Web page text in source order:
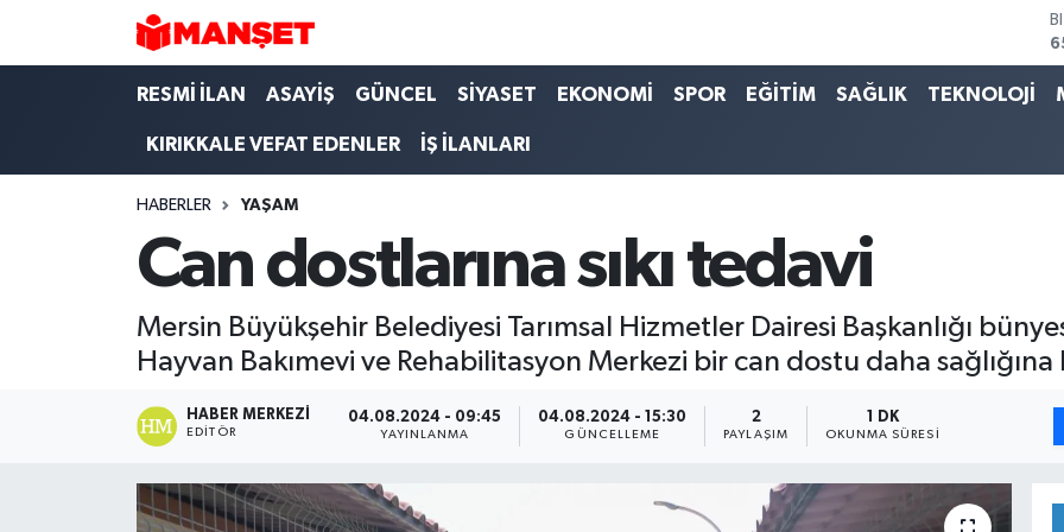
RESMİ İLAN ASAYİŞ GÜNCEL SİYASET EKONOMİ SPOR EĞİTİM SAĞLIK TEKNOLOJİ
KIRIKKALE VEFAT EDENLER İŞ İLANLARI
HABERLER YAŞAM
Can dostlarına sıkı tedavi
Mersin Büyükşehir Belediyesi Tarımsal Hizmetler Dairesi Başkanlığı
Hayvan Bakımevi ve Rehabilitasyon Merkezi bir can dostu daha
HABER MERKEZI
EDITÖR
04.08.2024 - 09:45
YAYINLANMA
04.08.2024 - 15:30
GÜNCELLEME
2
PAYLAŞIM
1 DK
OKUNMA SÜRESI
Hava Durumu
Trafik Durumu
Süper Lig Puan Durumu ve Fikstür
Tüm Manşetler
Son Dakika Haberleri